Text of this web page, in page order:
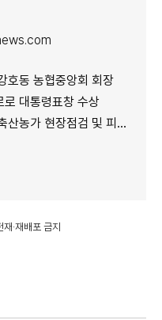
호동 농협중앙회 회장
대통령표창 수상
현장점검 및 피해 예방 강화
·재배포 금지